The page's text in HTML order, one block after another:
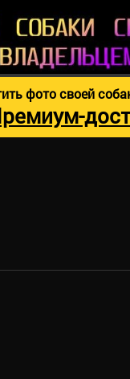
фото своей